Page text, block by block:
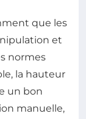
que les
et
normes
la hauteur
un bon
manuelle,